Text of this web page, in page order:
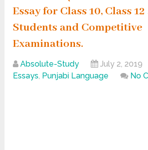
Essay for Class 10, Class 12
Students and Competitive
Examinations.
Absolute-Study July 2, 2019
Essays, Punjabi Language No